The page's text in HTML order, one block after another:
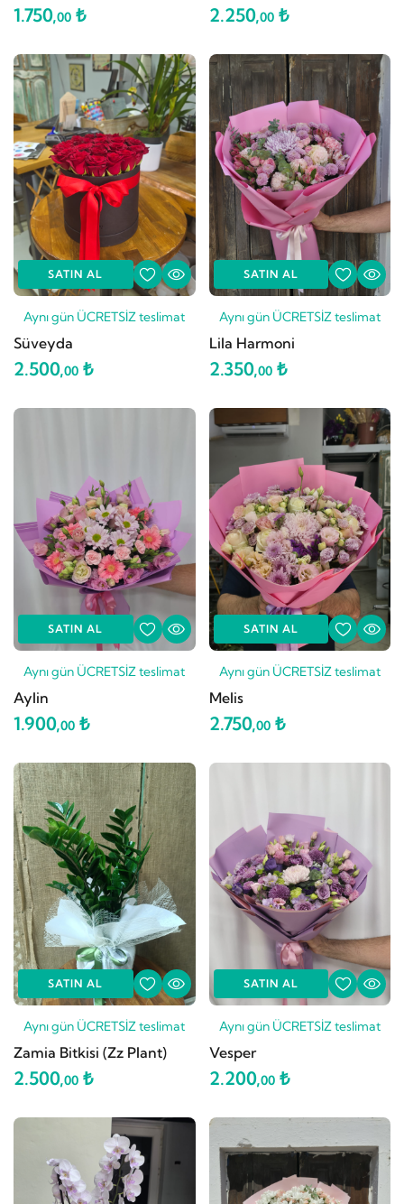
1.750,00 ₺ 2.250,00₺
SATIN AL
Aynı gün ÜCRETSİZ teslimat
Süveyda
2.500,00 ₺
SATIN AL
Aynı gün ÜCRETSİZ teslimat
Lila Harmoni
2.350,00₺
SATIN AL
Aynı gün ÜCRETSİZ teslimat
Aylin
1.900,00 ₺
SATIN AL
Aynı gün ÜCRETSİZ teslimat
Melis
2.750,00₺
SATIN AL
Aynı gün ÜCRETSİZ teslimat
Zamia Bitkisi (Zz Plant)
2.500,00 ₺
SATIN AL
Aynı gün ÜCRETSİZ teslimat
Vesper
2.200,00₺